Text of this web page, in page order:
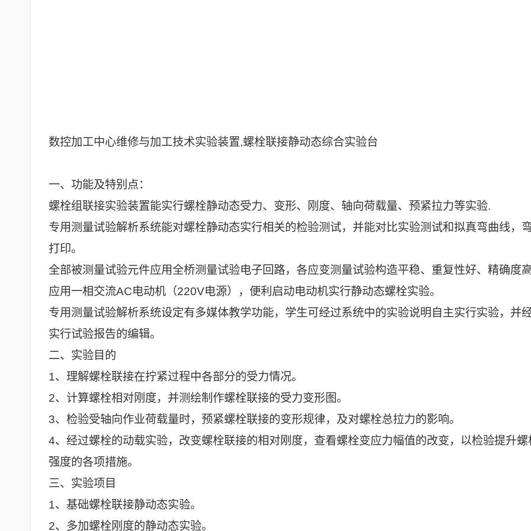
数控加工中心维修与加工技术实验装置,螺栓联接静动态综合实验台
一、功能及特别点：
螺栓组联接实验装置能实行螺栓静动态受力、变形、刚度、轴向荷载量、预紧拉力等实验.
专用测量试验解析系统能对螺栓静动态实行相关的检验测试，并能对比实验测试和拟真弯曲线，
打印。
全部被测量试验元件应用全桥测量试验电子回路，各应变测量试验构造平稳、重复性好、精确度
应用一相交流AC电动机（220V电源），便利启动电动机实行静动态螺栓实验。
专用测量试验解析系统设定有多媒体教学功能，学生可经过系统中的实验说明自主实行实验，并
实行试验报告的编辑。
二、实验目的
1、理解螺栓联接在拧紧过程中各部分的受力情况。
2、计算螺栓相对刚度，并测绘制作螺栓联接的受力变形图。
3、检验受轴向作业荷载量时，预紧螺栓联接的变形规律，及对螺栓总拉力的影响。
4、经过螺栓的动载实验，改变螺栓联接的相对刚度，查看螺栓变应力幅值的改变，以检验提升螺
强度的各项措施。
三、实验项目
1、基础螺栓联接静动态实验。
2、多加螺栓刚度的静动态实验。